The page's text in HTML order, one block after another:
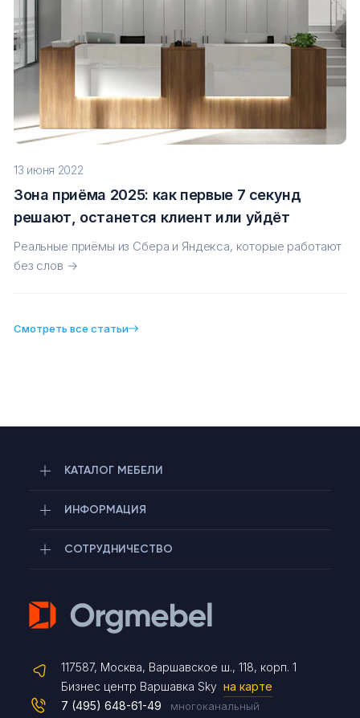
Смотреть все статьи
13 июня 2022
Зона приёма 2025: как первые 7 секунд
решают, останется клиент или уйдёт
Реальные приёмы из Сбера и Яндекса, которые работают
без слов →
КАТАЛОГ МЕБЕЛИ
ИНФОРМАЦИЯ
СОТРУДНИЧЕСТВО
117587, Москва, Варшавское ш., 118, корп. 1
Бизнес центр Варшавка Sky на карте
7 (495) 648-61-49
многоканальный
Telegram
Max